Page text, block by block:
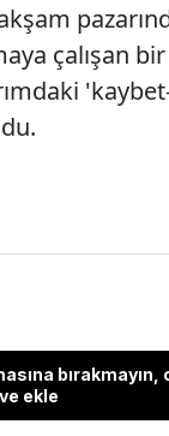
çalışan bir
bırakmayın,
ekle